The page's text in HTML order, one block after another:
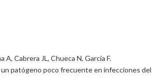
A, Cabrera JL, Chueca N, García F.
un patógeno poco frecuente en infecciones del